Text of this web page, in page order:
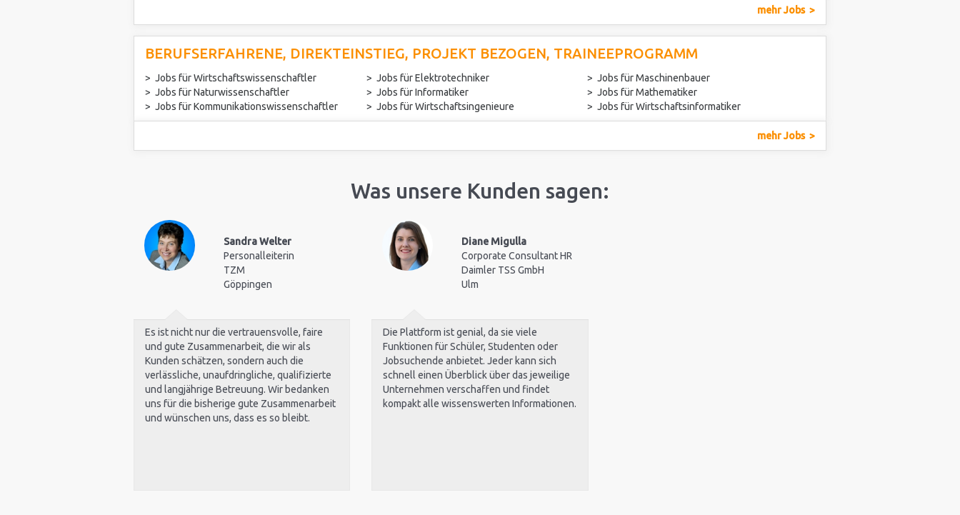
mehr Jobs
BERUFSERFAHRENE, DIREKTEINSTIEG, PROJEKT BEZOGEN, TRAINEEPROGRAMM
Jobs für Wirtschaftswissenschaftler Jobs für Elektrotechniker
Jobs für Maschinenbauer
Jobs für Naturwissenschaftler
Jobs für Informatiker
Jobs für Mathematiker
Jobs für Kommunikationswissenschaftler
Jobs für Wirtschaftsingenieure Jobs für Wirtschaftsinformatiker
mehr Jobs
Was unsere Kunden sagen:
Sandra Welter
Personalleiterin
TZM
Göppingen
Es ist nicht nur die vertrauensvolle, faire
und gute Zusammenarbeit, die wir als
Kunden schätzen, sondern auch die
verlässliche, unaufdringliche, qualifizierte
und langjährige Betreuung. Wir bedanken
uns für die bisherige gute Zusammenarbeit
und wünschen uns, dass es so bleibt.
Diane Migulla
Corporate Consultant HR
Daimler TSS GmbH
Ulm
Die Plattform ist genial, da sie viele
Funktionen für Schüler, Studenten oder
Jobsuchende anbietet. Jeder kann sich
schnell einen Überblick über das jeweilige
Unternehmen verschaffen und findet
kompakt alle wissenswerten Informationen.